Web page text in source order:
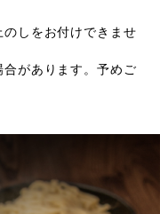
しをお付けできませ
があります。予めご